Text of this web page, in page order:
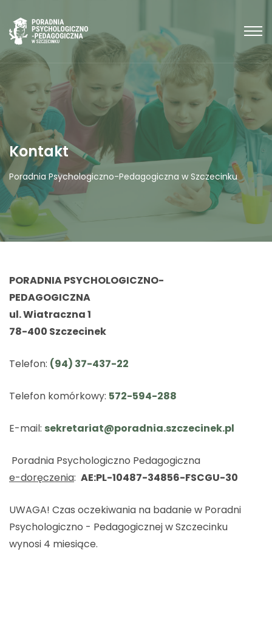
Kontakt
Poradnia Psychologiczno-Pedagogiczna w Szczecinku
PORADNIA PSYCHOLOGICZNO-
PEDAGOGICZNA
ul. Wiatraczna 1
78-400 Szczecinek
Telefon: (94) 37-437-22
Telefon komórkowy: 572-594-288
E-mail: sekretariat@poradnia.szczecinek.pl
Poradnia Psychologiczno Pedagogiczna
e-doręczenia: AE:PL-10487-34856-FSCGU-30
UWAGA! Czas oczekiwania na badanie w Poradni
Psychologiczno - Pedagogicznej w Szczecinku
wynosi 4 miesiące.